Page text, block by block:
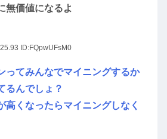
無価値になるよ
ID:FQpwUFsM0
ってみんなでマイニングするか
るんでしょ？
高くなったらマイニングしなく